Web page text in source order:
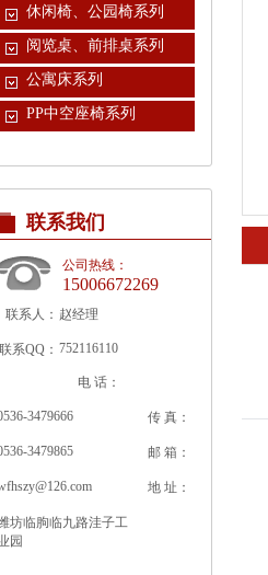
休闲椅、公园椅系列
阅览桌、前排桌系列
公寓床系列
PP中空座椅系列
联系我们
公司热线：
15006672269
联系人： 赵经理
联系QQ： 752116110
电 话：
3479666 传 真：
3479865 邮 箱：
地 址：
坊临朐临九路洼子工
园